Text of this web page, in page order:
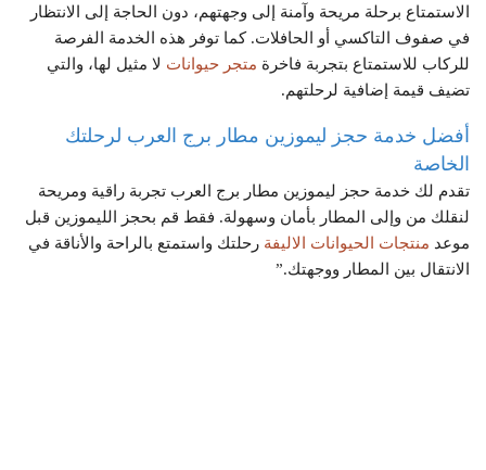
الاستمتاع برحلة مريحة وآمنة إلى وجهتهم، دون الحاجة إلى الانتظار
في صفوف التاكسي أو الحافلات. كما توفر هذه الخدمة الفرصة
للركاب للاستمتاع بتجربة فاخرة متجر حيوانات لا مثيل لها، والتي
تضيف قيمة إضافية لرحلتهم.
أفضل خدمة حجز ليموزين مطار برج العرب لرحلتك
الخاصة
تقدم لك خدمة حجز ليموزين مطار برج العرب تجربة راقية ومريحة
لنقلك من وإلى المطار بأمان وسهولة. فقط قم بحجز الليموزين قبل
موعد منتجات الحيوانات الاليفة رحلتك واستمتع بالراحة والأناقة في
الانتقال بين المطار ووجهتك.”